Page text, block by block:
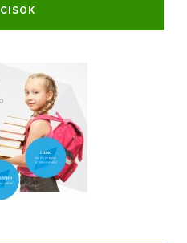
CISOK